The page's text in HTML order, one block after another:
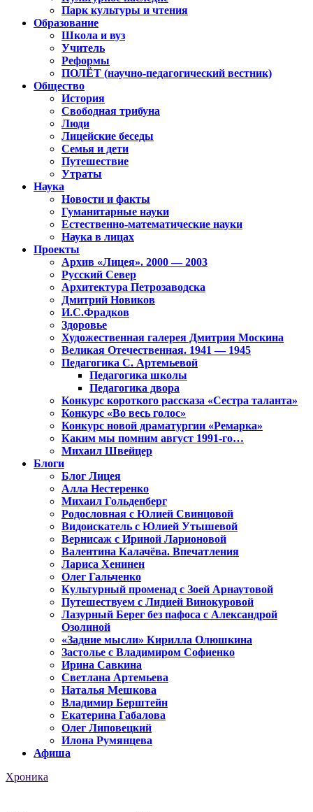
Парк культуры и чтения
Образование
Школа и вуз
Учитель
Реформы
ПОЛЁТ (научно-педагогический вестник)
Общество
История
Свободная трибуна
Люди
Лицейские беседы
Семья и дети
Путешествие
Утраты
Наука
Новости и факты
Гуманитарные науки
Естественно-математические науки
Наука в лицах
Проекты
Архив «Лицея». 2000 — 2003
Русский Север
Архитектура Петрозаводска
Дмитрий Новиков
И.С.Фрадков
Здоровье
Художественная галерея Дмитрия Москина
Великая Отечественная. 1941 — 1945
Педагогика С. Артемьевой
Педагогика школы
Педагогика двора
Конкурс короткого рассказа «Сестра таланта»
Конкурс «Во весь голос»
Конкурс новой драматургии «Ремарка»
Каким мы помним август 1991-го…
Михаил Швейцер
Блоги
Блог Лицея
Алла Нестеренко
Михаил Гольденберг
Родословная с Юлией Свинцовой
Видоискатель с Юлией Утышевой
Вернисаж с Ириной Ларионовой
Валентина Калачёва. Впечатления
Лариса Хенинен
Олег Гальченко
Культурный променад с Зоей Арнаутовой
Путешествуем с Лидией Винокуровой
Лазурный Берег без пафоса с Александрой
Озолиной
«Задние мысли» Кирилла Олюшкина
Застолье с Владимиром Софиенко
Ирина Савкина
Светлана Артемьева
Наталья Мешкова
Владимир Берштейн
Екатерина Габалова
Олег Липовецкий
Илона Румянцева
Афиша
Хроника